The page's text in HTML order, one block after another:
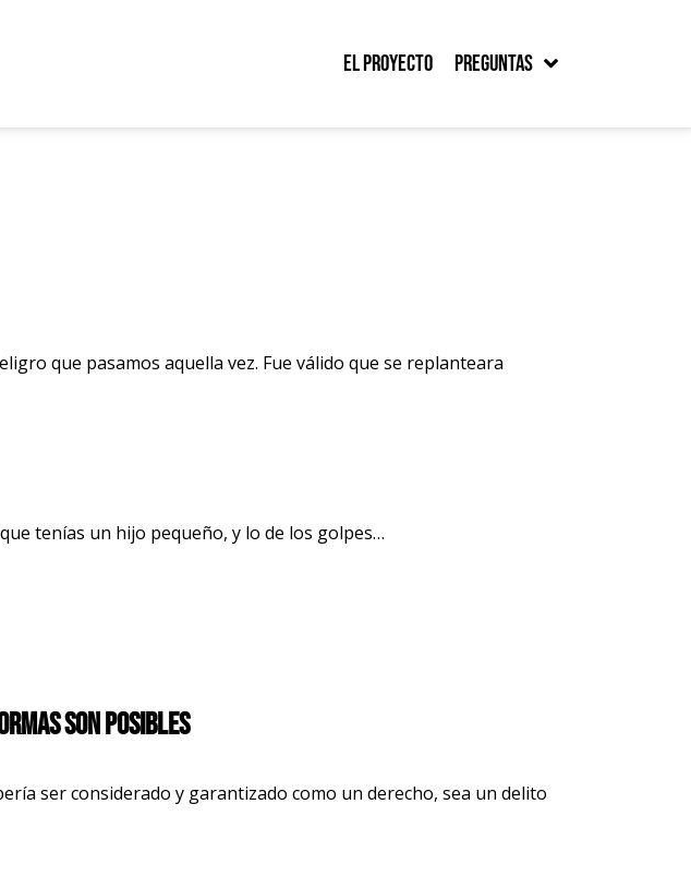
El proyecto Preguntas
que pasamos aquella vez. Fue válido que se replanteara
tenías un hijo pequeño, y lo de los golpes…
son posibles
ser considerado y garantizado como un derecho, sea un delito